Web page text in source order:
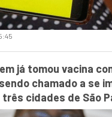
já tomou vacina
chamado a se
cidades de São